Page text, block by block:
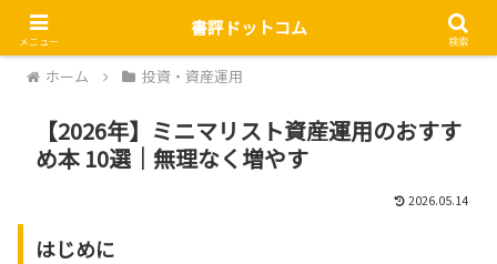
ホーム 投資・資産運用
【2026年】ミニマリスト資産運用のおすす
め本 10選｜無理なく増やす
2026.05.14
はじめに
メニュー
書評ドットコム
検索